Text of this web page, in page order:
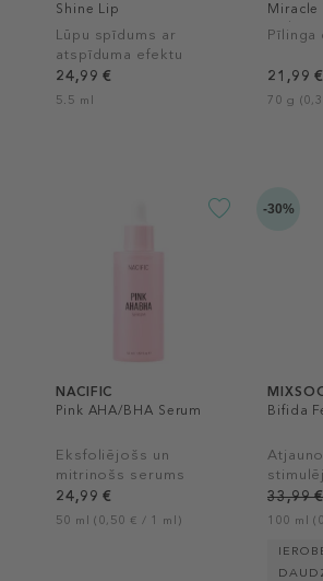
Shine Lip
Lūpu spīdums ar
atspīduma efektu
24,99 €
5.5 ml
Miracle
Pad
Pīlinga
21,99 €
70 g
NACIFIC
Pink AHA/BHA Serum
Eksfoliējošs un
mitrinošs serums
24,99 €
50 ml (0,50 € / 1 ml)
-30%
Bifida
33,99
100 ml